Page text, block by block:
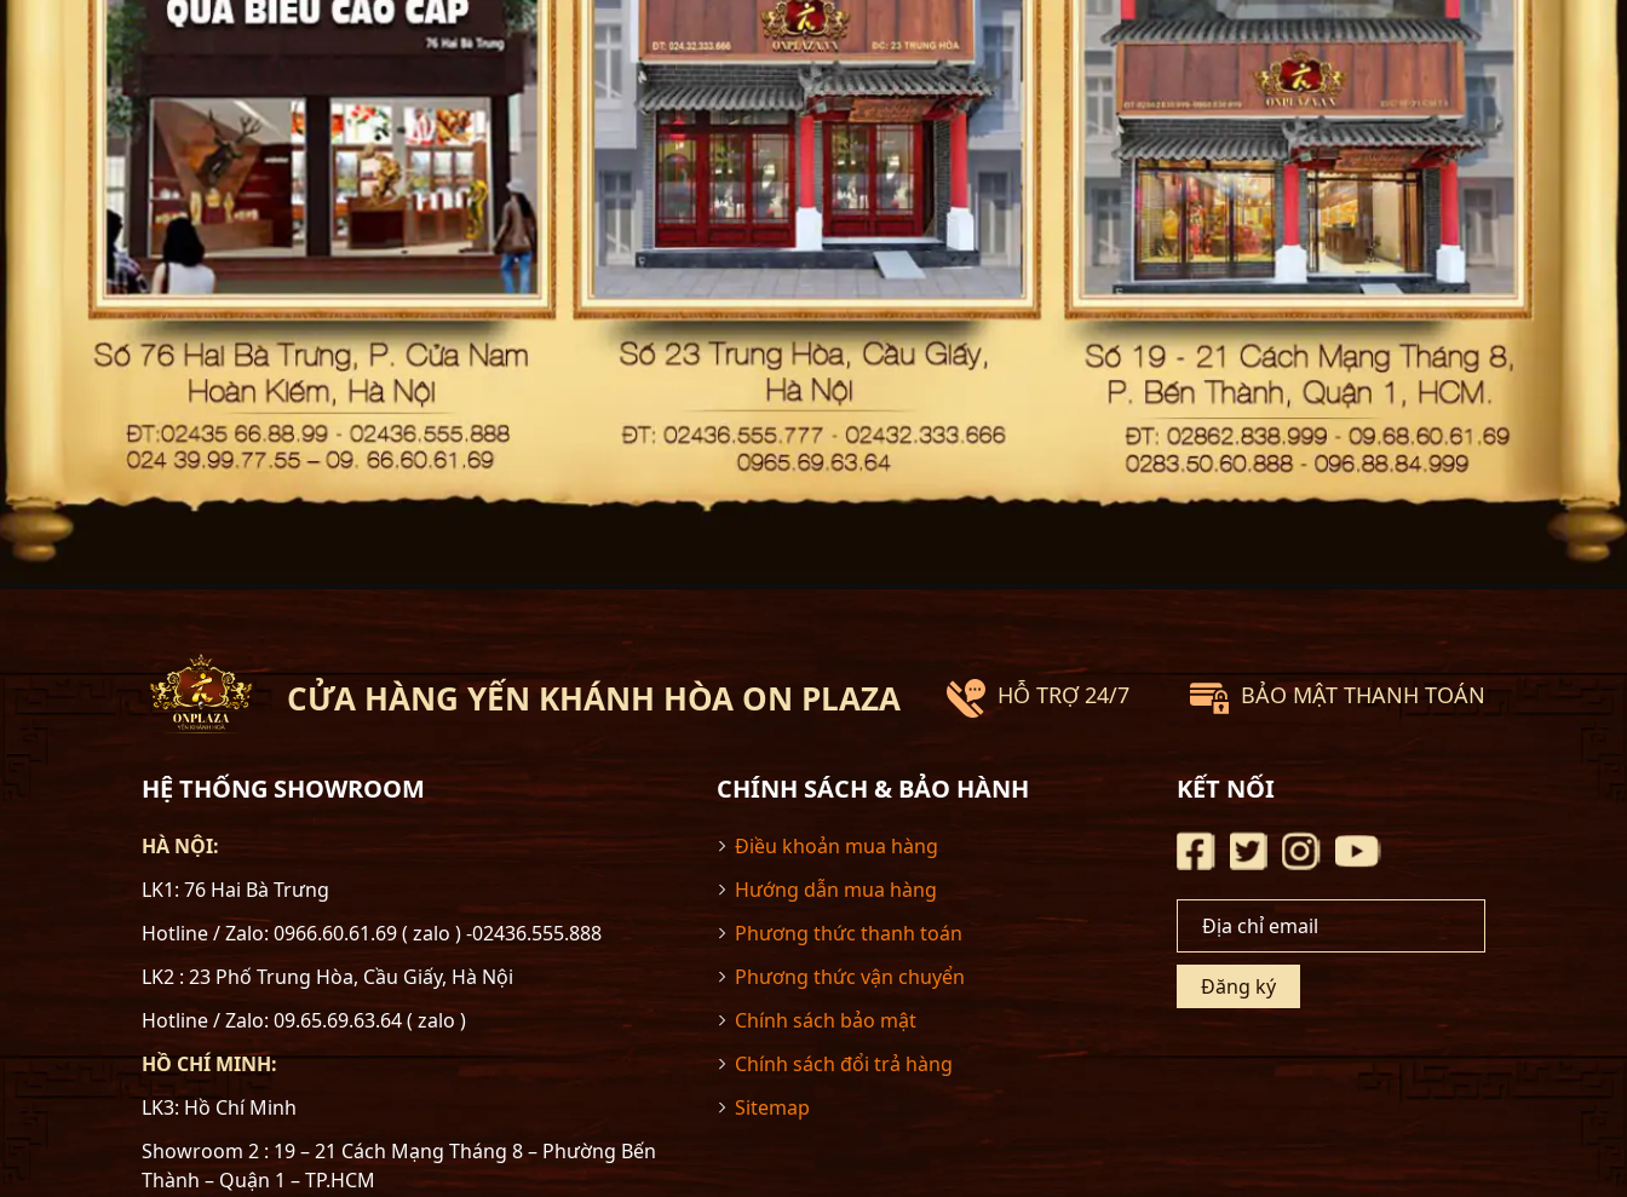
CỬA HÀNG YẾN KHÁNH HÒA ON PLAZA HỖ TRỢ 24/7 BẢO MẬT THANH TOÁN
HỆ THỐNG SHOWROOM
HÀ NỘI:
LK1: 76 Hai Bà Trưng
Hotline / Zalo: 0966.60.61.69 ( zalo ) -02436.555.888
LK2 : 23 Phố Trung Hòa, Cầu Giấy, Hà Nội
Hotline / Zalo: 09.65.69.63.64 ( zalo )
HỒ CHÍ MINH:
LK3: Hồ Chí Minh
Showroom 2 : 19 – 21 Cách Mạng Tháng 8 – Phường Bến
Thành – Quận 1 – TP.HCM
CHÍNH SÁCH & BẢO HÀNH
Điều khoản mua hàng
Hướng dẫn mua hàng
Phương thức thanh toán
Phương thức vận chuyển
Chính sách bảo mật
Chính sách đổi trả hàng
Sitemap
KẾT NỐI